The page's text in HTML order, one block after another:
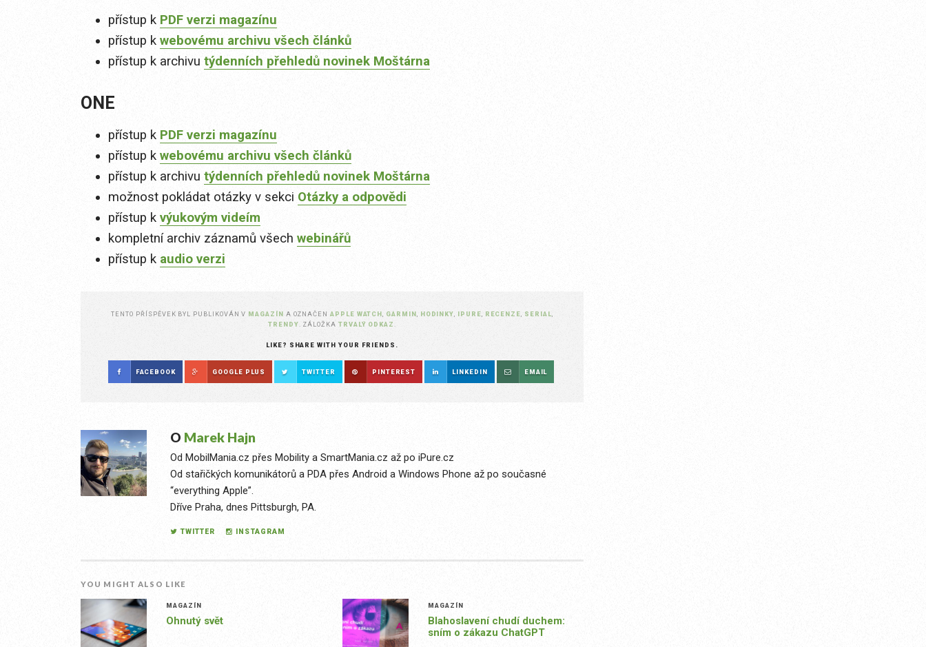
přístup k PDF verzi magazínu
přístup k webovému archivu všech článků
přístup k archivu týdenních přehledů novinek Moštárna
ONE
přístup k PDF verzi magazínu
přístup k webovému archivu všech článků
přístup k archivu týdenních přehledů novinek Moštárna
možnost pokládat otázky v sekci Otázky a odpovědi
přístup k výukovým videím
kompletní archiv záznamů všech webinářů
přístup k audio verzi
TENTO PŘÍSPĚVEK BYL PUBLIKOVÁN V MAGAZÍN A OZNAČENAPPLE WATCH GARMIN HODINKY IPURE RECENZE SERIAL
TRENDY . ZÁLOŽKA TRVALÝ ODKAZ
LIKE? SHARE WITH YOUR FRIENDS.
FACEBOOK GOOGLE PLUS TWITTER PINTEREST LINKEDIN EMAIL
O Marek Hajn
Od MobilMania.cz přes Mobility a SmartMania.cz až po iPure.cz
Od stařičkých komunikátorů a PDA přes Android a Windows Phone až po současné
“everything Apple”.
Dříve Praha, dnes Pittsburgh, PA.
TWITTER INSTAGRAM
YOU MIGHT ALSO LIKE
MAGAZÍN
Ohnutý svět
MAGAZÍN
Blahoslavení chudí duchem:
sním o zákazu ChatGPT